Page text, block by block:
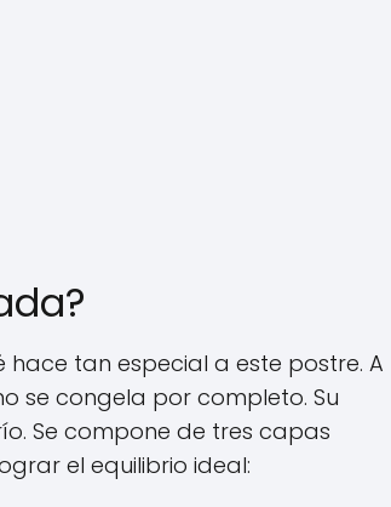
tan especial a este postre. A
se congela por completo. Su
Se compone de tres capas
el equilibrio ideal: